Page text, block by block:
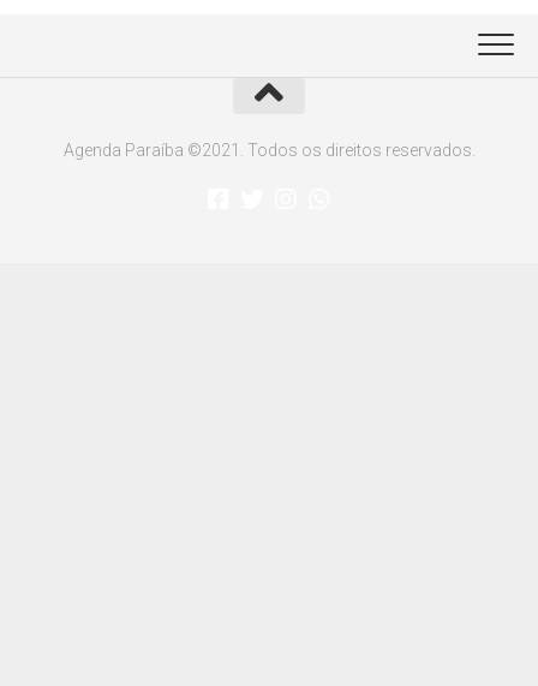
Agenda Paraíba ©2021. Todos os direitos reservados.